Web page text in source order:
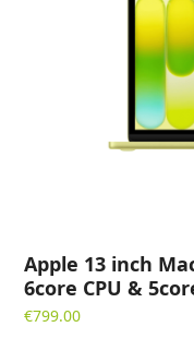
Apple 13 inch
6core CPU &
€799.00